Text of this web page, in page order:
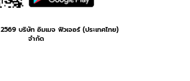
2569บริษัท อิมเมจ ฟิวเจอร์ (ประเทศไทย)
จำกัด